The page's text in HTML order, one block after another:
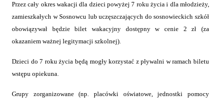
Przez cały okres wakacji dla dzieci powyżej 7 roku życia i dla młodzieży,
zamieszkałych w Sosnowcu lub uczęszczających do sosnowieckich szkół
obowiązywał będzie bilet wakacyjny dostępny w cenie 2 zł (za
okazaniem ważnej legitymacji szkolnej).
Dzieci do 7 roku życia będą mogły korzystać z pływalni w ramach biletu
wstępu opiekuna.
Grupy zorganizowane (np. placówki oświatowe, jednostki pomocy